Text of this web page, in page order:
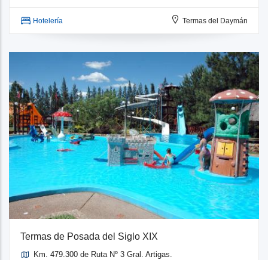
Hotelería Termas del Daymán
Termas de Posada del Siglo XIX
Km. 479.300 de Ruta Nº 3 Gral. Artigas.